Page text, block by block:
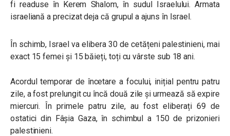
fi readuse în Kerem Shalom, în sudul Israelului. Armata
israeliană a precizat deja că grupul a ajuns în Israel.
În schimb, Israel va elibera 30 de cetățeni palestinieni, mai
exact 15 femei și 15 băieți, toți cu vârste sub 18 ani.
Acordul temporar de încetare a focului, inițial pentru patru
zile, a fost prelungit cu încă două zile și urmează să expire
miercuri. În primele patru zile, au fost eliberați 69 de
ostatici din Fâșia Gaza, în schimbul a 150 de prizonieri
palestinieni.